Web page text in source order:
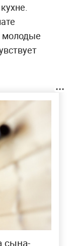
молодые
сына-